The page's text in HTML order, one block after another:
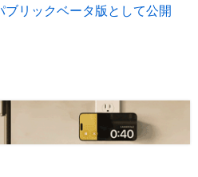
ブリックベータ版として公開